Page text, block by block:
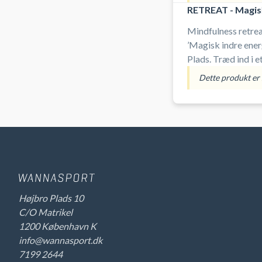
dine mønstre,
at tage lederskab
RETREAT -
Mindfulness
’Magisk indre
Plads. Træd ind i
længes efter at
Gennem guidet
indre klarhed.
Dette produkt
Højbro Plads 10
C/O Matrikel
1200 København K
info@wannasport.dk
7199 2644